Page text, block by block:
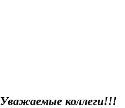
Уважаемые коллеги!!!